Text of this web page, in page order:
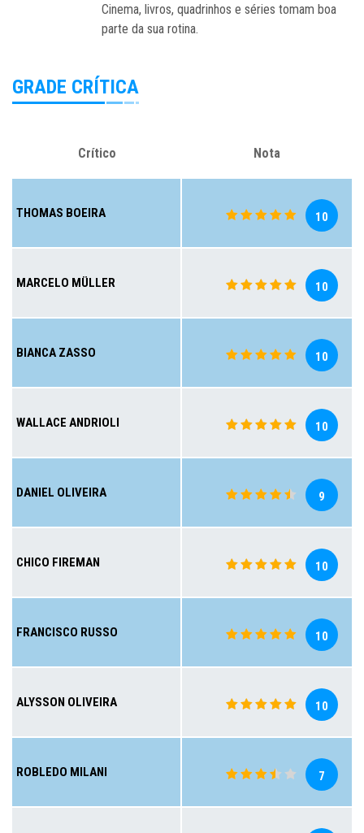
Cinema, livros, quadrinhos e séries tomam boa
parte da sua rotina.
GRADE CRÍTICA
Crítico Nota
THOMAS BOEIRA 10
MARCELO MÜLLER 10
BIANCA ZASSO 10
WALLACE ANDRIOLI 10
DANIEL OLIVEIRA 9
CHICO FIREMAN 10
FRANCISCO RUSSO 10
ALYSSON OLIVEIRA 10
ROBLEDO MILANI 7